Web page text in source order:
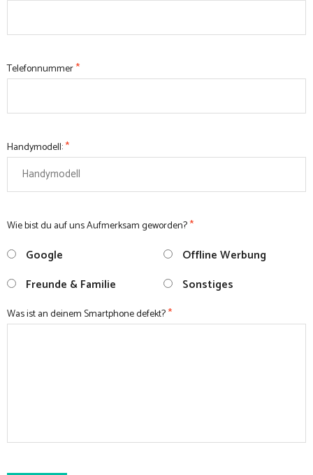
Telefonnummer*
Handymodell:*
Wie bist du auf uns Aufmerksam geworden?*
Google
Offline Werbung
Freunde & Familie
Sonstiges
Was ist an deinem Smartphone defekt?*